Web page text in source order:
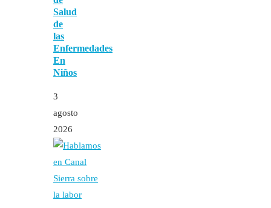
Salud
de
las
Enfermedades
En
Niños
3
agosto
2026